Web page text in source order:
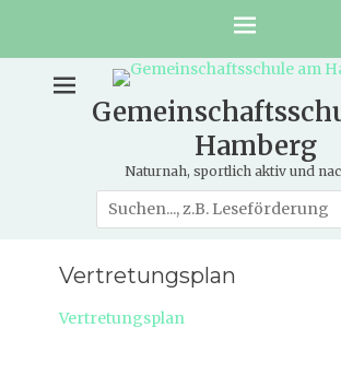
Hamberg
Naturnah, sportlich aktiv und
Suche
nach:
Vertretungsplan
Vertretungsplan